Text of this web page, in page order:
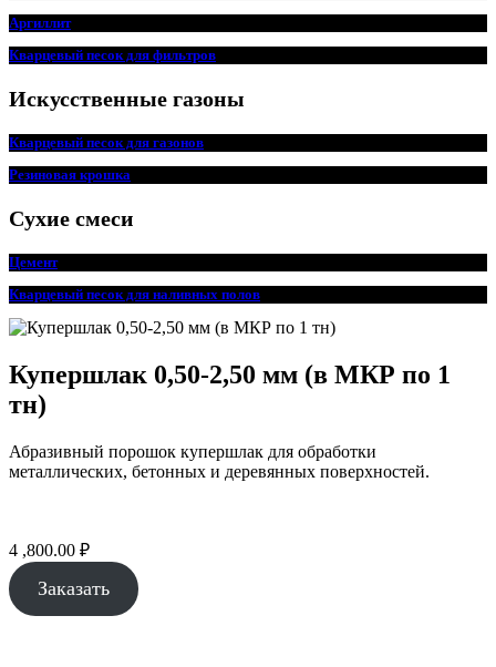
Аргиллит
Кварцевый песок для фильтров
Искусственные газоны
Кварцевый песок для газонов
Резиновая крошка
Сухие смеси
Цемент
Кварцевый песок для наливных полов
Купершлак 0,50-2,50 мм (в МКР по 1
тн)
Абразивный порошок купершлак для обработки
металлических, бетонных и деревянных поверхностей.
4 ,800.00 ₽
Заказать